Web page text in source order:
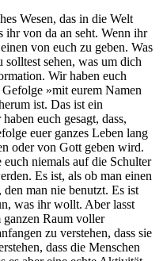
Wesen, das in die Welt
ihr von da an seht. Wenn ihr
von euch zu geben. Was
sehen, was um dich
Wir haben euch
»mit eurem Namen
ist. Das ist ein
euch gesagt, dass,
euer ganzes Leben lang
oder von Gott geben wird.
euch niemals auf die Schulter
Es ist, als ob man einen
man nie benutzt. Es ist
was ihr wollt. Aber lasst
ganzen Raum voller
zu verstehen, dass sie
dass die Menschen